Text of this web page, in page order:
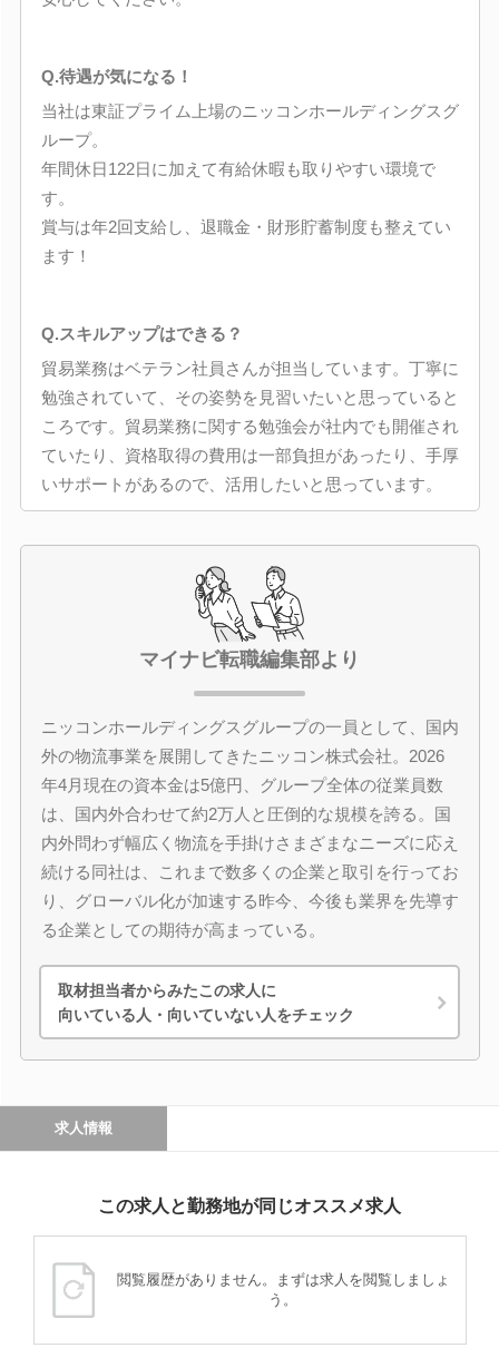
Q.待遇が気になる！
当社は東証プライム上場のニッコンホールディングスグ
ループ。
年間休日122日に加えて有給休暇も取りやすい環境で
す。
賞与は年2回支給し、退職金・財形貯蓄制度も整えてい
ます！
Q.スキルアップはできる？
貿易業務はベテラン社員さんが担当しています。丁寧に
勉強されていて、その姿勢を見習いたいと思っていると
ころです。貿易業務に関する勉強会が社内でも開催され
ていたり、資格取得の費用は一部負担があったり、手厚
いサポートがあるので、活用したいと思っています。
マイナビ転職編集部より
ニッコンホールディングスグループの一員として、国内
外の物流事業を展開してきたニッコン株式会社。2026
年4月現在の資本金は5億円、グループ全体の従業員数
は、国内外合わせて約2万人と圧倒的な規模を誇る。国
内外問わず幅広く物流を手掛けさまざまなニーズに応え
続ける同社は、これまで数多くの企業と取引を行ってお
り、グローバル化が加速する昨今、今後も業界を先導す
る企業としての期待が高まっている。
取材担当者からみたこの求人に
向いている人・向いていない人をチェック
求人情報
この求人と勤務地が同じオススメ求人
閲覧履歴がありません。まずは求人を閲覧しましょ
う。